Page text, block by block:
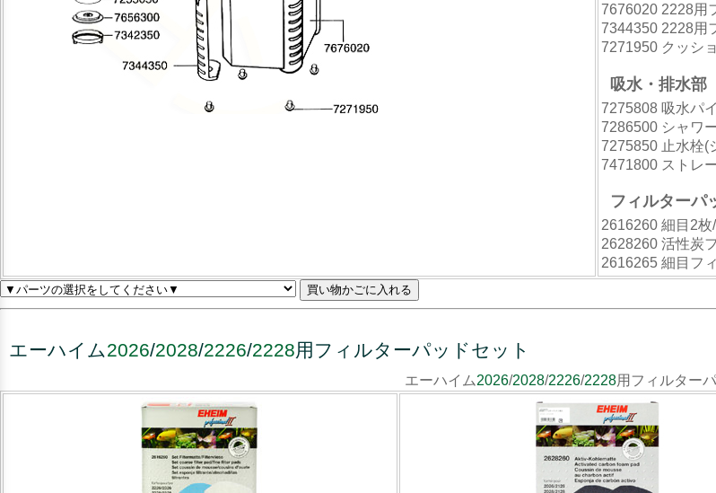
7676020 2228用
7344350 2228用
7271950 クッシ
吸水・排水部
7275808 吸水パ
7286500 シャワ
7275850 止水栓(
7471800 ストレ
フィルターパ
2616260 細目2
2628260 活性炭
2616265 細目フ
エーハイム2026/2028/2226/2228用フィルターパッドセット
エーハイム2026/2028/2226/2228用フィルター